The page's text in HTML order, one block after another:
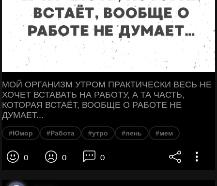
МОЙ ОРГАНИЗМ УТРОМ ПРАКТИЧЕСКИ ВЕСЬ НЕ
ХОЧЕТ ВСТАВАТЬ НА РАБОТУ, А ТА ЧАСТЬ,
КОТОРАЯ ВСТАЁТ, ВООБЩЕ О РАБОТЕ НЕ
ДУМАЕТ...
#Юмор #Работа #утро #лень #мем
0 0 0